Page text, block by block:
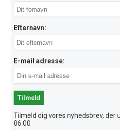
Efternavn:
E-mail adresse:
Tilmeld dig vores nyhedsbrev, der
06:00